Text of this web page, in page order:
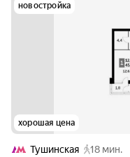
новостройка
хорошая цена
Тушинская
18 мин.